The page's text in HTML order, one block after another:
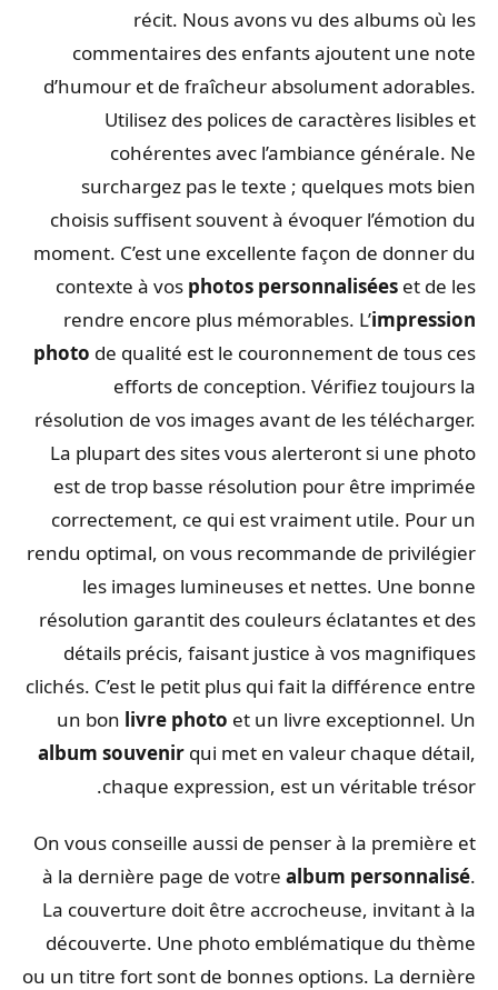
récit. Nous avons vu des albums où les
commentaires des enfants ajoutent une note
d’humour et de fraîcheur absolument adorables.
Utilisez des polices de caractères lisibles et
cohérentes avec l’ambiance générale. Ne
surchargez pas le texte ; quelques mots bien
choisis suffisent souvent à évoquer l’émotion du
moment. C’est une excellente façon de donner du
contexte à vosphotos personnalisées et de les
rendre encore plus mémorables. L’impression
photo de qualité est le couronnement de tous ces
efforts de conception. Vérifiez toujours la
résolution de vos images avant de les télécharger.
La plupart des sites vous alerteront si une photo
est de trop basse résolution pour être imprimée
correctement, ce qui est vraiment utile. Pour un
rendu optimal, on vous recommande de privilégier
les images lumineuses et nettes. Une bonne
résolution garantit des couleurs éclatantes et des
détails précis, faisant justice à vos magnifiques
clichés. C’est le petit plus qui fait la différence entre
un bonlivre photo et un livre exceptionnel. Un
album souvenir qui met en valeur chaque détail,
chaque expression, est un véritable trésor.
On vous conseille aussi de penser à la première et
à la dernière page de votrealbum personnalisé
La couverture doit être accrocheuse, invitant à la
découverte. Une photo emblématique du thème
ou un titre fort sont de bonnes options. La dernière